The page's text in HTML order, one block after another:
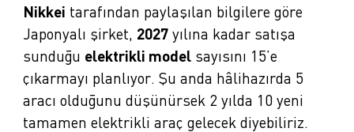
Nikkei tarafından paylaşılan bilgilere göre
Japonyalı şirket, 2027yılına kadar satışa
sunduğu elektrikli modelsayısını 15’e
çıkarmayı planlıyor. Şu anda hâlihazırda 5
aracı olduğunu düşünürsek 2 yılda 10 yeni
tamamen elektrikli araç gelecek diyebiliriz.